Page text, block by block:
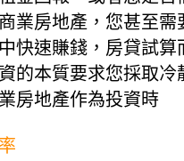
業房地產，您甚至
快速賺錢，房貸試
的本質要求您採取
房地產作為投資時